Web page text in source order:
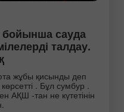
бойынша сауда
талдау.
жұбы қисынды деп
. Бұл сумбур .
АҚШ -тан не күтетінін